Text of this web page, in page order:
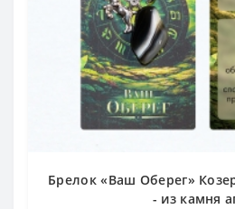
Брелок «Ваш Оберег»
- из камня